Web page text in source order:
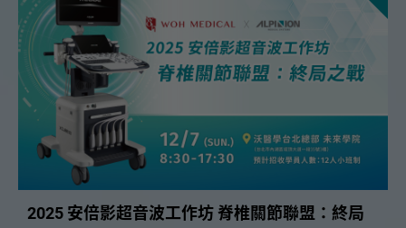
2025 安倍影超音波工作坊 脊椎關節聯盟：終局